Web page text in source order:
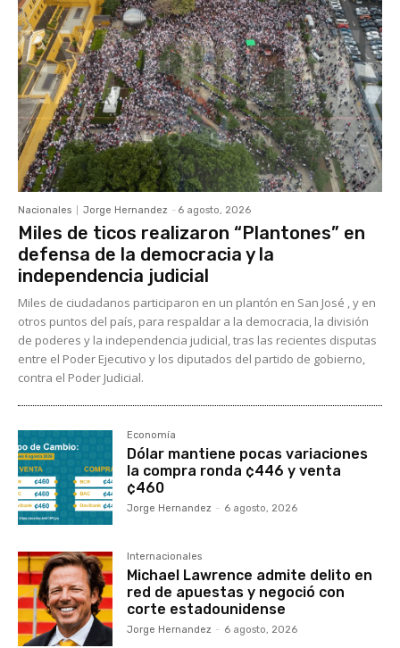
Nacionales Jorge Hernandez - 6 agosto, 2026
Miles de ticos realizaron “Plantones” en
defensa de la democracia y la
independencia judicial
Miles de ciudadanos participaron en un plantón en San José , y en
otros puntos del país, para respaldar a la democracia, la división
de poderes y la independencia judicial, tras las recientes disputas
entre el Poder Ejecutivo y los diputados del partido de gobierno,
contra el Poder Judicial.
Economía
Dólar mantiene pocas variaciones
la compra ronda ¢446 y venta
¢460
Jorge Hernandez - 6 agosto, 2026
Internacionales
Michael Lawrence admite delito en
red de apuestas y negoció con
corte estadounidense
Jorge Hernandez - 6 agosto, 2026